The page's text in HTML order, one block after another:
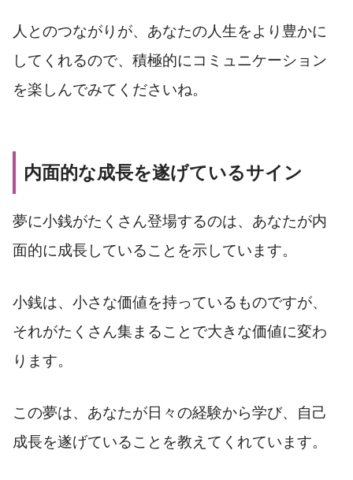
人とのつながりが、あなたの人生をより豊かに
してくれるので、積極的にコミュニケーション
を楽しんでみてくださいね。
内面的な成長を遂げているサイン
夢に小銭がたくさん登場するのは、あなたが内
面的に成長していることを示しています。
小銭は、小さな価値を持っているものですが、
それがたくさん集まることで大きな価値に変わ
ります。
この夢は、あなたが日々の経験から学び、自己
成長を遂げていることを教えてくれています。